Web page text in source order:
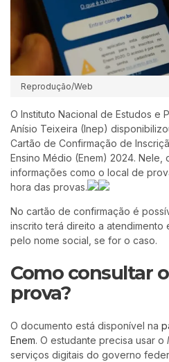
Reprodução/Web
O Instituto Nacional de Estudos e
Anísio Teixeira (Inep)
Cartão de Confirmação de
Ensino Médio (Enem) 2024.
informações como o local de
hora das provas.
No cartão de confirmação é
inscrito terá direito a atendimento
pelo nome social, se for o caso.
Como consultar
prova?
O documento está disponível na
Enem. O estudante precisa usar o
serviços digitais do governo